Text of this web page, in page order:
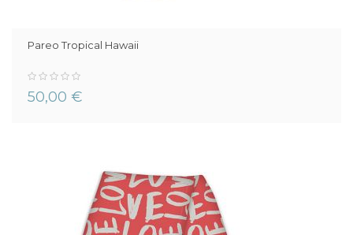
Pareo Tropical Hawaii
0%
50,00 €